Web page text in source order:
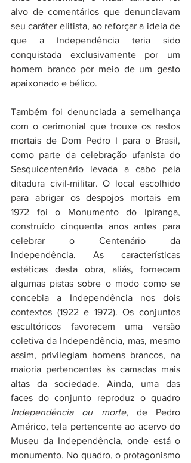
alvo de comentários que denunciavam
seu caráter elitista, ao reforçar a ideia de
que a Independência teria sido
conquistada exclusivamente por um
homem branco por meio de um gesto
apaixonado e bélico.
Também foi denunciada a semelhança
com o cerimonial que trouxe os restos
mortais de Dom Pedro I para o Brasil,
como parte da celebração ufanista do
Sesquicentenário levada a cabo pela
ditadura civil-militar. O local escolhido
para abrigar os despojos mortais em
1972 foi o Monumento do Ipiranga,
construído cinquenta anos antes para
celebrar o Centenário da
Independência. As características
estéticas desta obra, aliás, fornecem
algumas pistas sobre o modo como se
concebia a Independência nos dois
contextos (1922 e 1972). Os conjuntos
escultóricos favorecem uma versão
coletiva da Independência, mas, mesmo
assim, privilegiam homens brancos, na
maioria pertencentes às camadas mais
altas da sociedade. Ainda, uma das
Independência ou morte, de Pedro
Américo, tela pertencente ao acervo do
Museu da Independência, onde está o
monumento. No quadro, o protagonismo